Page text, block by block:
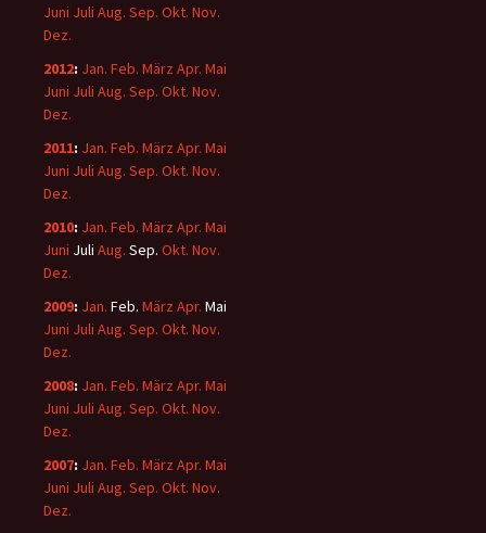
Juni Juli Aug. Sep. Okt. Nov.
Dez.
2012: Jan. Feb. März Apr. Mai
Juni Juli Aug. Sep. Okt. Nov.
Dez.
2011: Jan. Feb. März Apr. Mai
Juni Juli Aug. Sep. Okt. Nov.
Dez.
2010: Jan. Feb. März Apr. Mai
Juni Juli Aug. Sep. Okt. Nov.
Dez.
2009: Jan. Feb. März Apr. Mai
Juni Juli Aug. Sep. Okt. Nov.
Dez.
2008: Jan. Feb. März Apr. Mai
Juni Juli Aug. Sep. Okt. Nov.
Dez.
2007: Jan. Feb. März Apr. Mai
Juni Juli Aug. Sep. Okt. Nov.
Dez.